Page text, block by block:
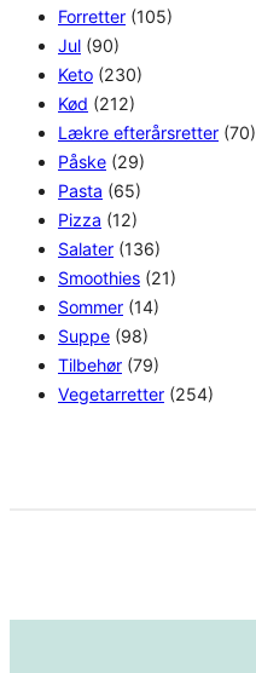
Forretter (105)
Jul (90)
Keto (230)
Kød (212)
Lækre efterårsretter (70)
Påske (29)
Pasta (65)
Pizza (12)
Salater (136)
Smoothies (21)
Sommer (14)
Suppe (98)
Tilbehør (79)
Vegetarretter (254)